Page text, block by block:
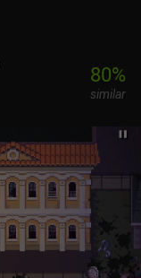
80%
similar